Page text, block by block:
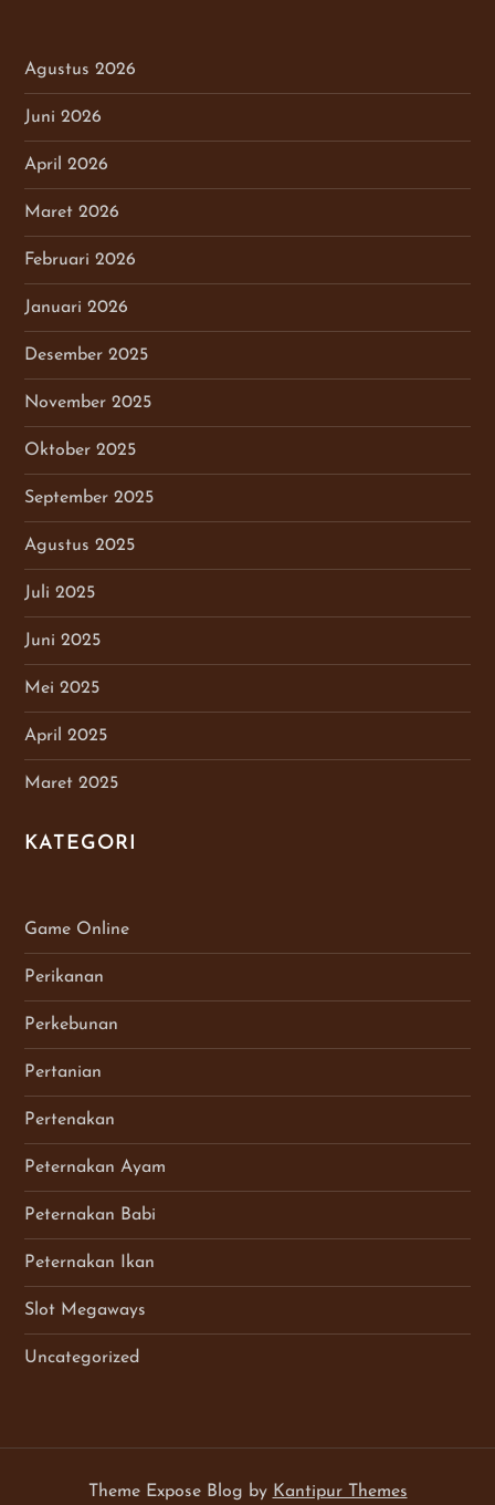
Agustus 2026
Juni 2026
April 2026
Maret 2026
Februari 2026
Januari 2026
Desember 2025
November 2025
Oktober 2025
September 2025
Agustus 2025
Juli 2025
Juni 2025
Mei 2025
April 2025
Maret 2025
KATEGORI
Game Online
Perikanan
Perkebunan
Pertanian
Pertenakan
Peternakan Ayam
Peternakan Babi
Peternakan Ikan
Slot Megaways
Uncategorized
Theme Expose Blog by Kantipur Themes